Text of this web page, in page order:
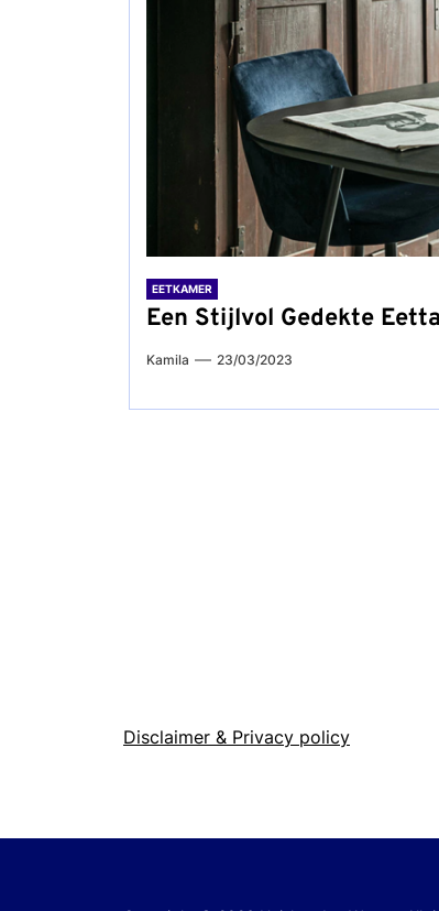
EETKAMER
Een Stijlvol Gedekte
Kamila 23/03/2023
Disclaimer & Privacy policy